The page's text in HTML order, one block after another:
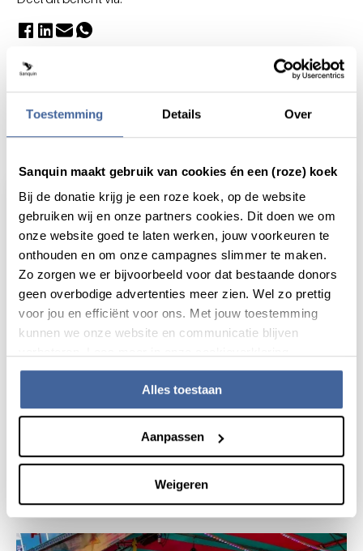
Toestemming Details Over
Sanquin maakt gebruik van cookies én een (roze) koek
Bij de donatie krijg je een roze koek, op de website
gebruiken wij en onze partners cookies. Dit doen we om
onze website goed te laten werken, jouw voorkeuren te
onthouden en om onze campagnes slimmer te maken.
Zo zorgen we er bijvoorbeeld voor dat bestaande donors
geen overbodige advertenties meer zien. Wel zo prettig
voor jou en efficiënt voor ons. Met jouw toestemming
kunnen we onze website en communicatie blijven
Alles toestaan
Aanpassen
Weigeren
Actueel
“Ik kon opeens weer meedoen
met de gymles!”
Patiëntverhaal 7 oktober 2025
over “ik kon opeens weer